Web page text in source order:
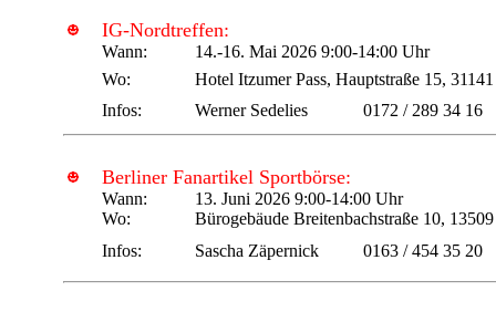
IG-Nordtreffen:
Wann:
14.-16. Mai 2026 9:00-14:00 Uhr
Wo:
Hotel Itzumer Pass, Hauptstraße 15,
Infos:
Werner Sedelies 0172 / 289 34 16
Berliner Fanartikel Sportbörse:
Wann:
13. Juni 2026 9:00-14:00 Uhr
Wo:
Bürogebäude Breitenbachstraße 10,
Infos:
Sascha Zäpernick 0163 / 454 35 20